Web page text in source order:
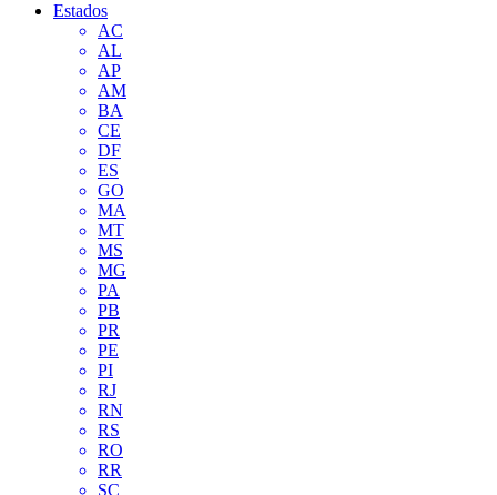
Estados
AC
AL
AP
AM
BA
CE
DF
ES
GO
MA
MT
MS
MG
PA
PB
PR
PE
PI
RJ
RN
RS
RO
RR
SC